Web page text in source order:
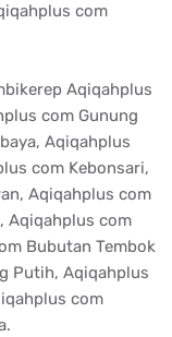
com
Aqiqahplus
com Gunung
Aqiqahplus
com Kebonsari,
Aqiqahplus com
Aqiqahplus com
Bubutan Tembok
Putih, Aqiqahplus
com